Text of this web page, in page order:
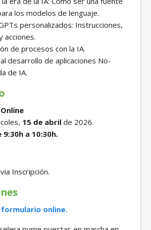
los modelos de lenguaje.
personalizados: Instrucciones,
acciones.
de procesos con la IA.
desarrollo de aplicaciones No-
de IA.
Online
15 de abril de 2026.
9:30h a 10:30h.
Inscripción.
formulario online.